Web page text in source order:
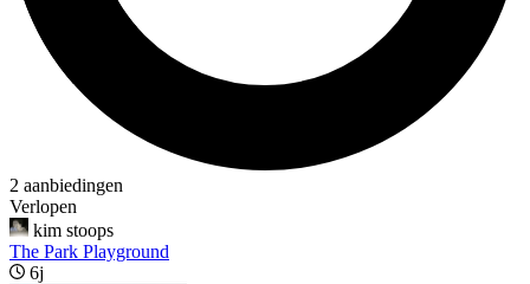
2 aanbiedingen
Verlopen
kim stoops
The Park Playground
6j